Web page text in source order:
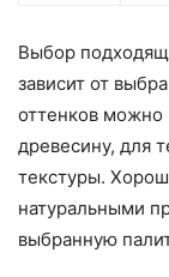
Выбор
зависит от
оттенков можно
древесину, для
текстуры.
натуральными
выбранную